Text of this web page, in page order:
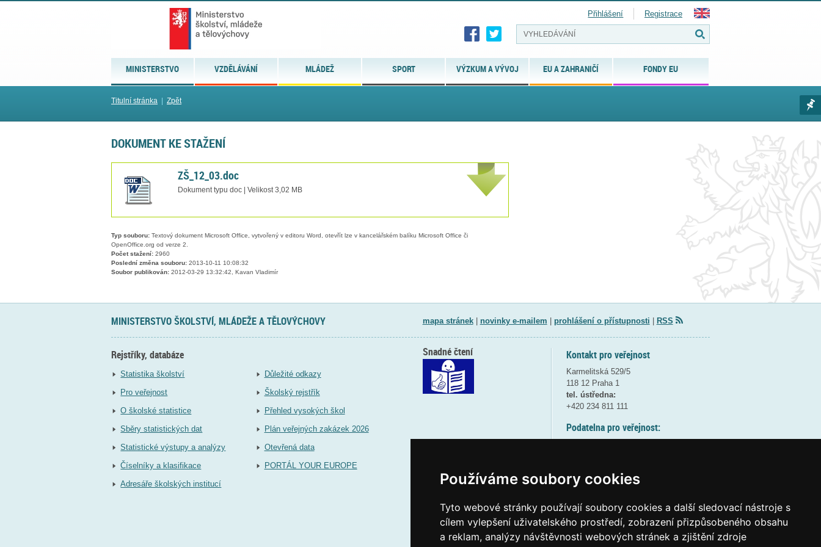
Používáme soubory cookies
Tyto webové stránky používají soubory cookies a další sledovací nástroje s
cílem vylepšení uživatelského prostředí, zobrazení přizpůsobeného obsahu
a reklam, analýzy návštěvnosti webových stránek a zjištění zdroje
MINISTERSTVO VZDĚLÁVÁNÍ MLÁDEŽ SPORT VÝZKUM A VÝVOJ EU A ZAHRANIČÍ FONDY EU
Přihlášení Registrace
Titulní stránka Zpět
DOKUMENT KE STAŽENÍ
ZŠ_12_03.doc
Dokument typu doc | Velikost 3,02 MB
Typ souboru: Textový dokument Microsoft Office, vytvořený v editoru Word, otevřít lze v kancelářském balíku Microsoft Office či
OpenOffice.org od verze 2.
Počet stažení: 2960
Poslední změna souboru: 2013-10-11 10:08:32
Soubor publikován: 2012-03-29 13:32:42, Kavan Vladimír
MINISTERSTVO ŠKOLSTVÍ, MLÁDEŽE A TĚLOVÝCHOVY mapa stránek| novinky e-mailem prohlášení o přístupnosti RSS
Rejstříky, databáze
Statistika školství
Pro veřejnost
O školské statistice
Sběry statistických dat
Statistické výstupy a analýzy
Číselníky a klasifikace
Adresáře školských institucí
Důležité odkazy
Školský rejstřík
Přehled vysokých škol
Plán veřejných zakázek 2026
Otevřená data
PORTÁL YOUR EUROPE
Kontakt pro veřejnost
Karmelitská 529/5
118 12 Praha 1
tel. ústředna:
+420 234 811 111
Podatelna pro veřejnost:
(více informací
Elektronická podatelna:
posta@msmtgov cz
Snadné čtení